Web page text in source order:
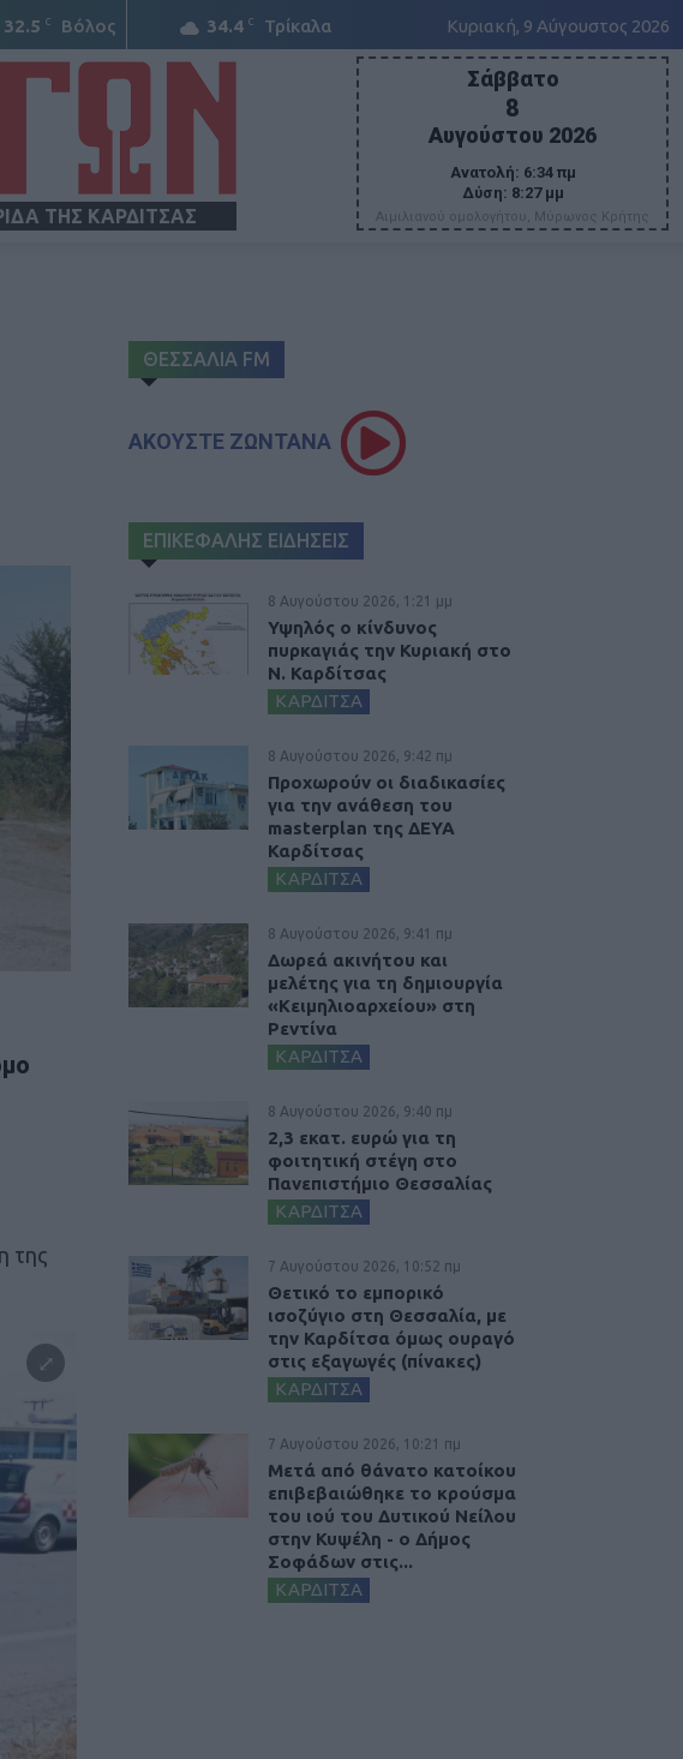
32.5 C Βόλος 34.4 C Τρίκαλα Κυριακή, 9 Αύγουστος 2026
ΤΗΣ ΚΑΡΔΙΤΣΑΣ
Σάββατο
8
Αυγούστου 2026
Ανατολή: 6:34 πμ
Δύση: 8:27 μμ
Αιμιλιανού ομολογήτου, Μύρωνος Κρήτης
της
ΘΕΣΣΑΛΙΑ FM
ΑΚΟΥΣΤΕ ΖΩΝΤΑΝΑ
ΕΠΙΚΕΦΑΛΗΣ ΕΙΔΗΣΕΙΣ
8 Αυγούστου 2026, 1:21 μμ
Υψηλός ο κίνδυνος
πυρκαγιάς την Κυριακή στο
Ν. Καρδίτσας
ΚΑΡΔΙΤΣΑ
8 Αυγούστου 2026, 9:42 πμ
Προχωρούν οι διαδικασίες
για την ανάθεση του
masterplan της ΔΕΥΑ
Καρδίτσας
ΚΑΡΔΙΤΣΑ
8 Αυγούστου 2026, 9:41 πμ
Δωρεά ακινήτου και
μελέτης για τη δημιουργία
«Κειμηλιοαρχείου» στη
Ρεντίνα
ΚΑΡΔΙΤΣΑ
8 Αυγούστου 2026, 9:40 πμ
2,3 εκατ. ευρώ για τη
φοιτητική στέγη στο
Πανεπιστήμιο Θεσσαλίας
ΚΑΡΔΙΤΣΑ
7 Αυγούστου 2026, 10:52 πμ
Θετικό το εμπορικό
ισοζύγιο στη Θεσσαλία, με
την Καρδίτσα όμως ουραγό
στις εξαγωγές (πίνακες)
ΚΑΡΔΙΤΣΑ
7 Αυγούστου 2026, 10:21 πμ
Μετά από θάνατο κατοίκου
επιβεβαιώθηκε το κρούσμα
του ιού του Δυτικού Νείλου
στην Κυψέλη - ο Δήμος
Σοφάδων στις...
ΚΑΡΔΙΤΣΑ